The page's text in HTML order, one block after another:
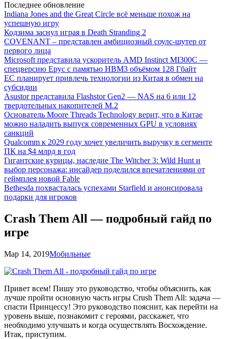
Последнее обновление
Indiana Jones and the Great Circle всё меньше похож на
успешную игру
Кодзима заснул играя в Death Stranding 2
COVENANT – представлен амбициозный соулс-шутер от
первого лица
Microsoft представила ускоритель AMD Instinct MI300C —
спецверсию Epyc с памятью HBM3 объёмом 128 Гбайт
ЕС планирует привлечь технологии из Китая в обмен на
субсидии
Asustor представила Flashstor Gen2 — NAS на 6 или 12
твердотельных накопителей M.2
Основатель Moore Threads Technology верит, что в Китае
можно наладить выпуск современных GPU в условиях
санкций
Qualcomm к 2029 году хочет увеличить выручку в сегменте
ПК на $4 млрд в год
Гигантские курицы, наследие The Witcher 3: Wild Hunt и
выбор персонажа: инсайдер поделился впечатлениями от
геймплея новой Fable
Bethesda похвасталась успехами Starfield и анонсировала
подарки для игроков
Crash Them All — подробный гайд по
игре
Мар 14, 2019Мобильные
Привет всем! Пишу это руководство, чтобы объяснить, как
лучше пройти основную часть игры Crush Them All: задача —
спасти Принцессу! Это руководство пояснит, как перейти на
уровень выше, познакомит с героями, расскажет, что
необходимо улучшать и когда осуществлять Восхождение.
Итак, приступим.